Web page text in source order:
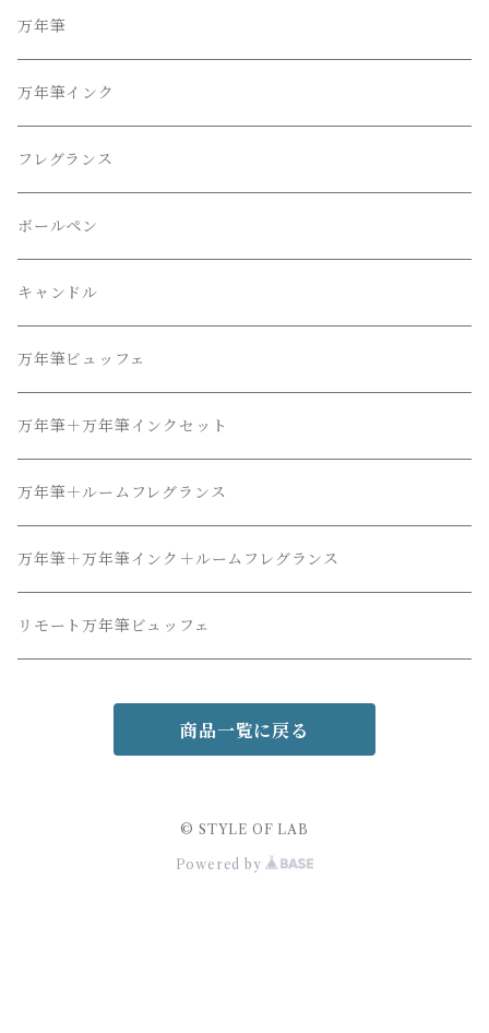
万年筆
万年筆インク
フレグランス
ボールペン
キャンドル
万年筆ビュッフェ
万年筆＋万年筆インクセット
万年筆＋ルームフレグランス
万年筆＋万年筆インク＋ルームフレグランス
リモート万年筆ビュッフェ
商品一覧に戻る
© STYLE OF LAB
Powered by